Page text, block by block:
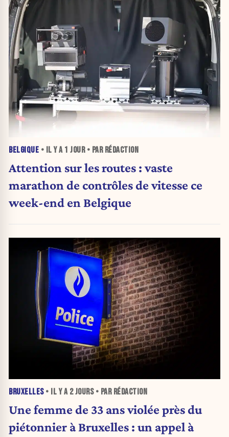
BELGIQUE • IL Y A 1 JOUR• PAR RÉDACTION
Attention sur les routes : vaste
marathon de contrôles de vitesse ce
week-end en Belgique
BRUXELLES• IL Y A 2 JOURS• PAR RÉDACTION
Une femme de 33 ans violée près du
piétonnier à Bruxelles : un appel à